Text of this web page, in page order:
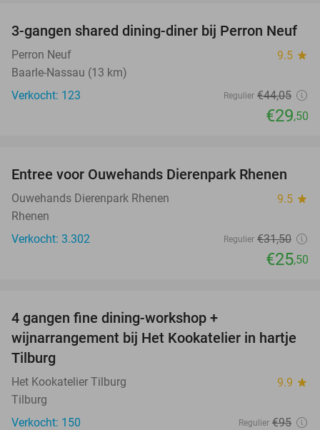
33%
3-gangen shared dining-diner bij Perron Neuf
Perron Neuf 9.5 star
Baarle-Nassau (13 km)
Verkocht: 123
Regulier €44,05
€29,50
19%
Entree voor Ouwehands Dierenpark Rhenen
Ouwehands Dierenpark Rhenen 9.5 star
Rhenen
Verkocht: 3.302
Regulier €31,50
€25,50
4 gangen fine dining-workshop +
wijnarrangement bij Het Kookatelier in hartje
Tilburg
Het Kookatelier Tilburg 9.9 star
Tilburg
Verkocht: 150
Regulier €95